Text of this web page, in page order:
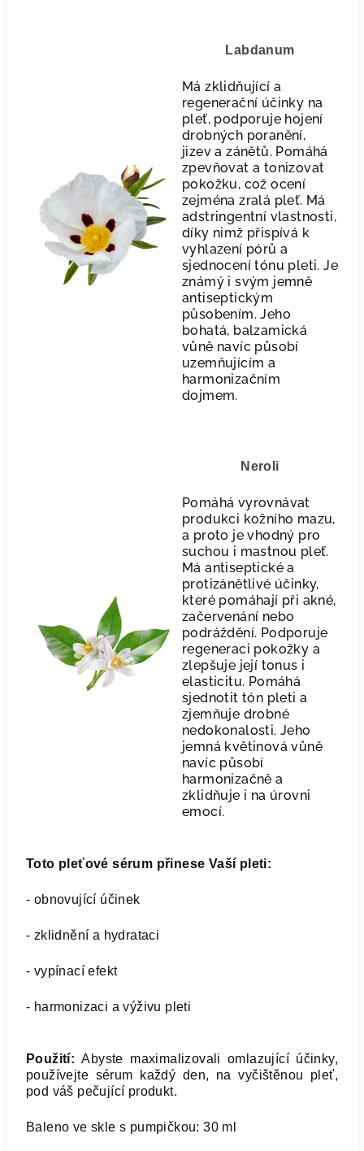
Labdanum
Má zklidňující a
regenerační účinky na
pleť, podporuje hojení
drobných poranění,
jizev a zánětů. Pomáhá
zpevňovat a tonizovat
pokožku, což ocení
zejména zralá pleť. Má
adstringentní vlastnosti,
díky nimž přispívá k
vyhlazení pórů a
sjednocení tónu pleti. Je
známý i svým jemně
antiseptickým
působením. Jeho
bohatá, balzamická
vůně navíc působí
uzemňujícím a
harmonizačním
dojmem.
Neroli
Pomáhá vyrovnávat
produkci kožního mazu,
a proto je vhodný pro
suchou i mastnou pleť.
Má antiseptické a
protizánětlivé účinky,
které pomáhají při akné,
začervenání nebo
podráždění. Podporuje
regeneraci pokožky a
zlepšuje její tonus i
elasticitu. Pomáhá
sjednotit tón pleti a
zjemňuje drobné
nedokonalosti. Jeho
jemná květinová vůně
navíc působí
harmonizačně a
zklidňuje i na úrovni
emocí.
Toto pleťové sérum přinese Vaší pleti:
- obnovující účinek
- zklidnění a hydrataci
- vypínací efekt
- harmonizaci a výživu pleti
Použití:Abyste maximalizovali omlazující účinky,
používejte sérum každý den, na vyčištěnou pleť,
pod váš pečující produkt.
Baleno ve skle s pumpičkou: 30 ml